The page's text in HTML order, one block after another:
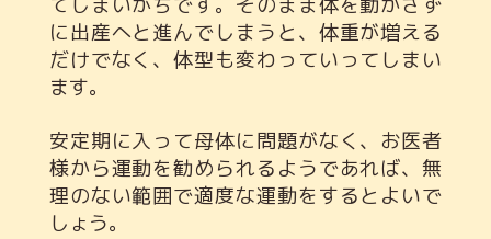
に出産へと進んでしまうと、体重が増える
だけでなく、体型も変わっていってしまい
ます。
安定期に入って母体に問題がなく、お医者
様から運動を勧められるようであれば、無
理のない範囲で適度な運動をするとよいで
しょう。